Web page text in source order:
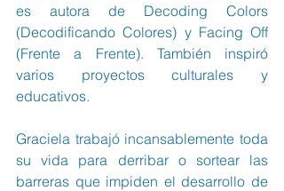
es autora de Decoding Colors
(Decodificando Colores) y Facing Off
(Frente a Frente). También inspiró
varios proyectos culturales y
educativos.
Graciela trabajó incansablemente toda
su vida para derribar o sortear las
barreras que impiden el desarrollo de